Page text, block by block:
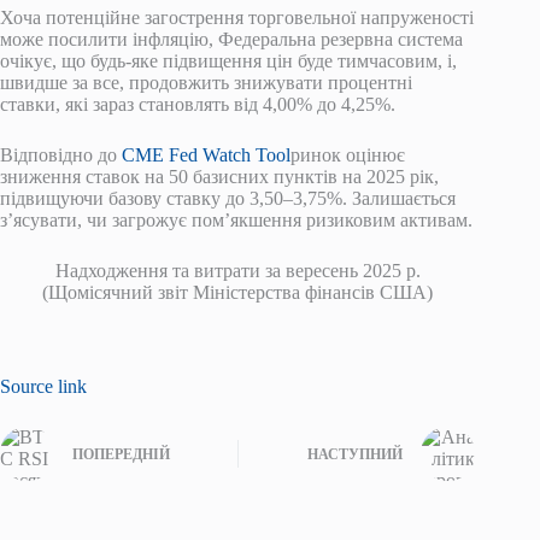
Хоча потенційне загострення торговельної напруженості
може посилити інфляцію, Федеральна резервна система
очікує, що будь-яке підвищення цін буде тимчасовим, і,
швидше за все, продовжить знижувати процентні
ставки, які зараз становлять від 4,00% до 4,25%.
Відповідно до CME Fed Watch Toolринок оцінює
зниження ставок на 50 базисних пунктів на 2025 рік,
підвищуючи базову ставку до 3,50–3,75%. Залишається
з’ясувати, чи загрожує пом’якшення ризиковим активам.
Надходження та витрати за вересень 2025 р.
(Щомісячний звіт Міністерства фінансів США)
Source link
ПОПЕРЕДНІЙ НАСТУПНИЙ